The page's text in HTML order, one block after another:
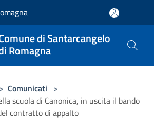
di Santarcangelo
Romagna
> Comunicati >
scuola di Canonica, in uscita il bando
contratto di appalto